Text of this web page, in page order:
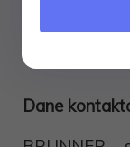
kolor:
Dane